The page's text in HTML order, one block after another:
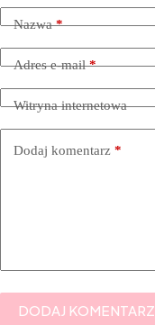
Nazwa*
Adres e-mail*
Witryna internetowa
Dodaj komentarz *
DODAJ KOMENTARZ